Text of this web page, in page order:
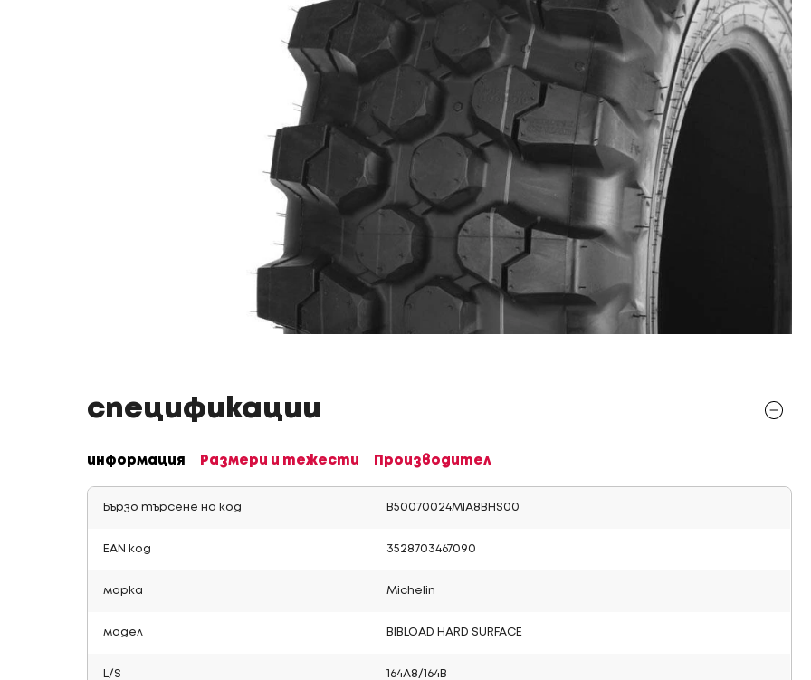
спецификации
информация Размери и тежести Производител
Бързо търсене на код B50070024MIA8BHS00
EAN код 3528703467090
марка Michelin
модел BIBLOAD HARD SURFACE
L/S 164A8/164B